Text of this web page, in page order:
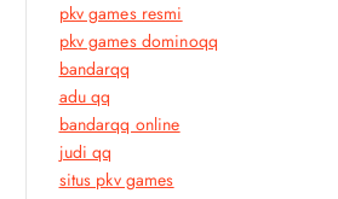
pkv games resmi
pkv games dominoqq
bandarqq
adu qq
bandarqq online
judi qq
situs pkv games